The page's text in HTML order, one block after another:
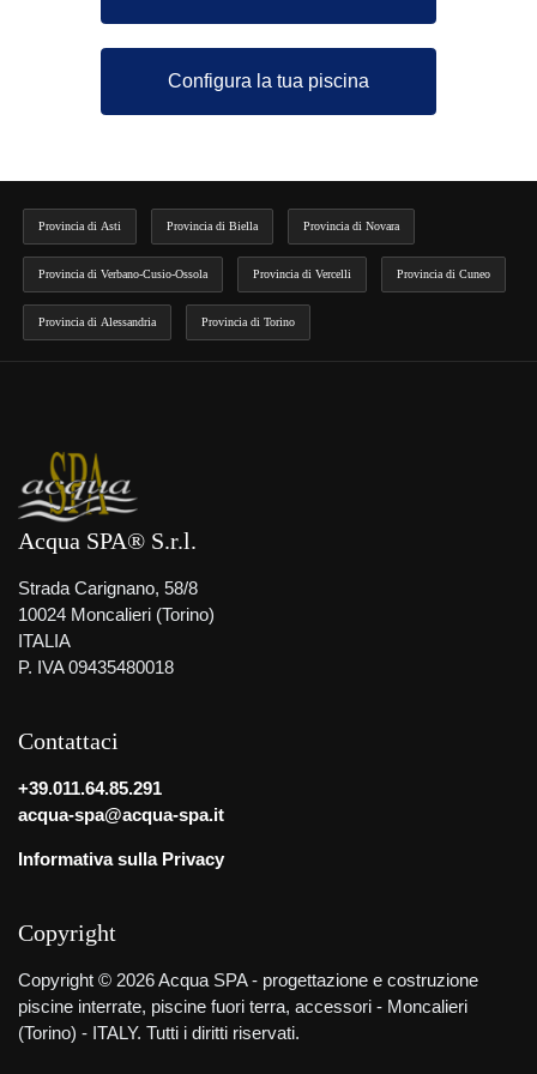
Configura la tua piscina
Provincia di Asti Provincia di Biella Provincia di Novara
Provincia di Verbano-Cusio-Ossola Provincia di Vercelli Provincia di Cuneo
Provincia di Alessandria Provincia di Torino
Acqua SPA® S.r.l.
Strada Carignano, 58/8
10024 Moncalieri (Torino)
ITALIA
P. IVA 09435480018
Contattaci
+39.011.64.85.291
acqua-spa@acqua-spa.it
Informativa sulla Privacy
Copyright
Copyright © 2026 Acqua SPA - progettazione e costruzione
piscine interrate, piscine fuori terra, accessori - Moncalieri
(Torino) - ITALY. Tutti i diritti riservati.